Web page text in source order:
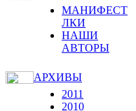
МАНИФЕСТ
ЛКИ
НАШИ
АВТОРЫ
АРХИВЫ
2011
2010